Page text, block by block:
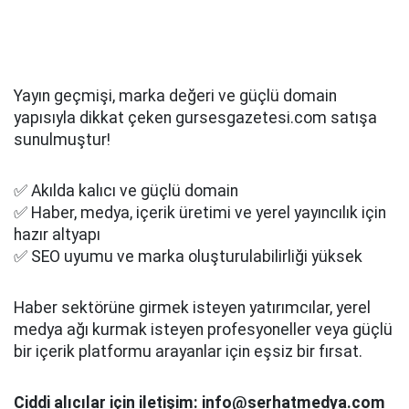
Yayın geçmişi, marka değeri ve güçlü domain
yapısıyla dikkat çeken gursesgazetesi.com satışa
sunulmuştur!
✅ Akılda kalıcı ve güçlü domain
✅ Haber, medya, içerik üretimi ve yerel yayıncılık için
hazır altyapı
✅ SEO uyumu ve marka oluşturulabilirliği yüksek
Haber sektörüne girmek isteyen yatırımcılar, yerel
medya ağı kurmak isteyen profesyoneller veya güçlü
bir içerik platformu arayanlar için eşsiz bir fırsat.
Ciddi alıcılar için iletişim: info@serhatmedya.com